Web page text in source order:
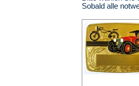
Sobald alle